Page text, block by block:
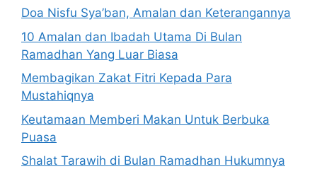
Doa Nisfu Sya’ban, Amalan dan Keterangannya
10 Amalan dan Ibadah Utama Di Bulan
Ramadhan Yang Luar Biasa
Membagikan Zakat Fitri Kepada Para
Mustahiqnya
Keutamaan Memberi Makan Untuk Berbuka
Puasa
Shalat Tarawih di Bulan Ramadhan Hukumnya